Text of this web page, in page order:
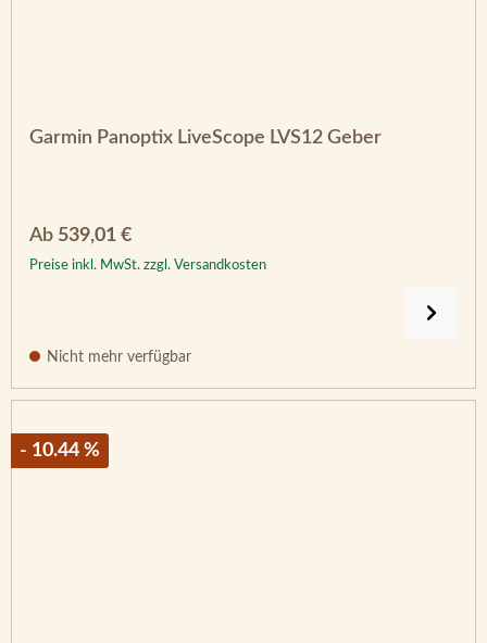
Garmin Panoptix LiveScope LVS12 Geber
Regulärer Preis:
Ab 539,01 €
Preise inkl. MwSt. zzgl. Versandkosten
Nicht mehr verfügbar
- 10.44 %